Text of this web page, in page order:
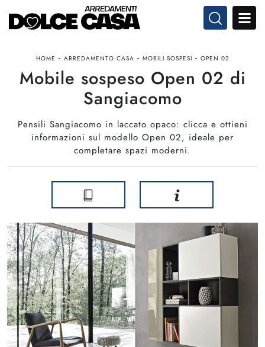
HOME - ARREDAMENTO CASA - MOBILI SOSPESI - OPEN 02
Mobile sospeso Open 02 di
Sangiacomo
Pensili Sangiacomo in laccato opaco: clicca e ottieni
informazioni sul modello Open 02, ideale per
completare spazi moderni.